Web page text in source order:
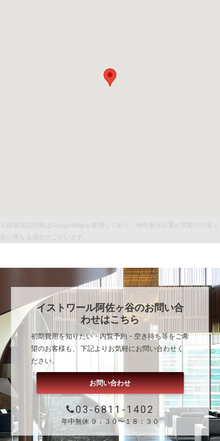
※建物周辺情報はGoogleMapを使用しており、物件表示位置が実際の位置と
多少異なる場合がございます。
イストワール阿佐ヶ谷のお問い合
わせはこちら
初期費用を知りたい・内覧予約・空き待ち等をご希
望のお客様も、 下記よりお気軽にお問い合わせく
ださい。
お問い合わせ
03-6811-1402
年中無休 ９：３０〜１８：３０